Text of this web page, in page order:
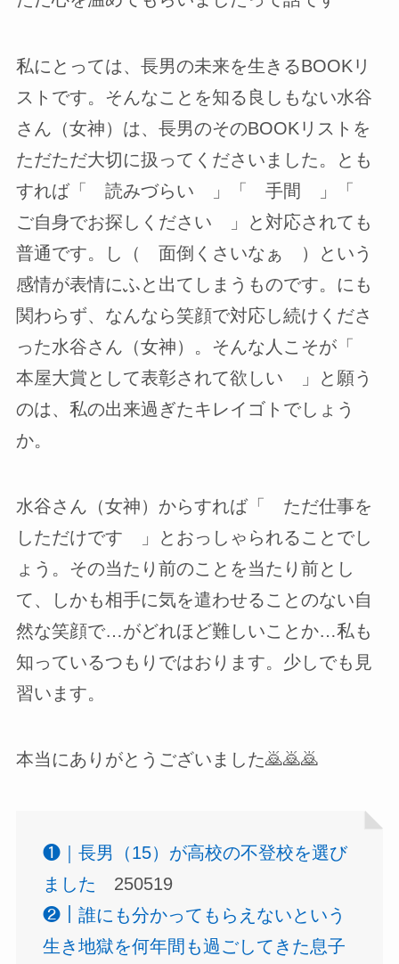
私にとっては、長男の未来を生きるBOOKリ
ストです。そんなことを知る良しもない水谷
さん（女神）は、長男のそのBOOKリストを
ただただ大切に扱ってくださいました。とも
すれば「 読みづらい 」「 手間 」「
ご自身でお探しください 」と対応されても
普通です。し（ 面倒くさいなぁ ）という
感情が表情にふと出てしまうものです。にも
関わらず、なんなら笑顔で対応し続けくださ
った水谷さん（女神）。そんな人こそが「
本屋大賞として表彰されて欲しい 」と願う
のは、私の出来過ぎたキレイゴトでしょう
か。
水谷さん（女神）からすれば「 ただ仕事を
しただけです 」とおっしゃられることでし
ょう。その当たり前のことを当たり前とし
て、しかも相手に気を遣わせることのない自
然な笑顔で…がどれほど難しいことか…私も
知っているつもりではおります。少しでも見
習います。
本当にありがとうございました🙇🙇🙇
❶｜長男（15）が高校の不登校を選び
ました 250519
❷｜誰にも分かってもらえないという
生き地獄を何年間も過ごしてきた息子